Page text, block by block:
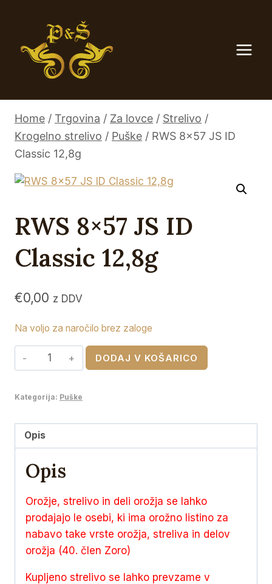
Home / Trgovina / Za lovce / Strelivo /
Krogelno strelivo / Puške / RWS 8×57 JS ID
Classic 12,8g
RWS 8×57 JS ID
Classic 12,8g
€0,00 z DDV
Na voljo za naročilo brez zaloge
RWS
8x57
ID
12,8g
količina
DODAJ V KOŠARICO
Kategorija: Puške
Opis
Opis
Orožje, strelivo in deli orožja se lahko
prodajajo le osebi, ki ima orožno listino za
nabavo take vrste orožja, streliva in delov
orožja (40. člen Zoro)
Kupljeno strelivo se lahko prevzame v